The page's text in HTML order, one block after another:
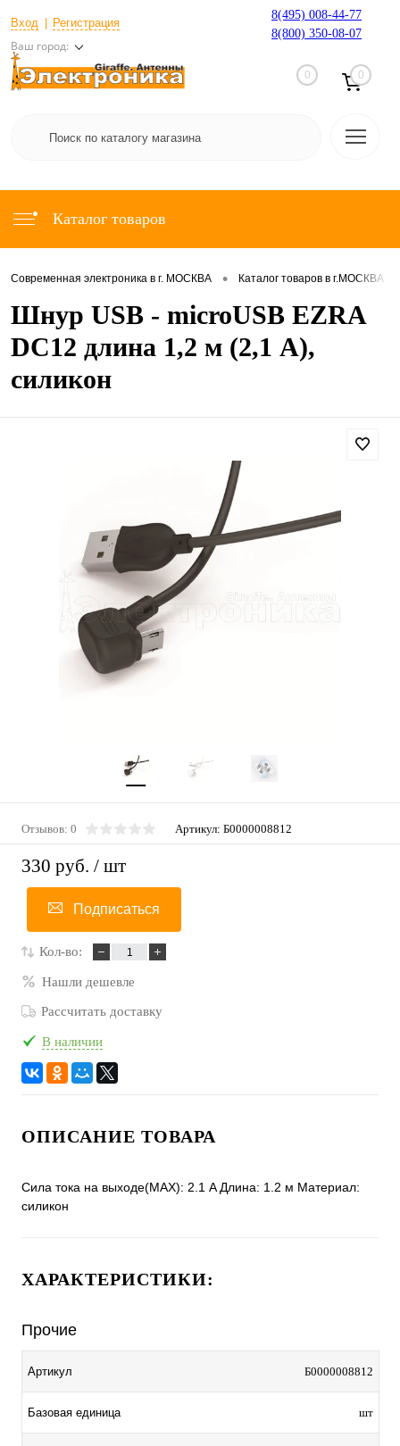
Вход Регистрация
Ваш город:
8(495) 008-44-77
8(800) 350-08-07
0 0
Каталог товаров
Современная электроника в г. МОСКВА • Каталог товаров в г.МОСКВА
Шнур USB - microUSB EZRA
DC12 длина 1,2 м (2,1 А),
силикон
Отзывов: 0 Артикул: Б0000008812
330 руб. / шт
Подписаться
Кол-во:
Нашли дешевле
Рассчитать доставку
В наличии
ОПИСАНИЕ ТОВАРА
Сила тока на выходе(MAX): 2.1 A Длина: 1.2 м Материал:
силикон
ХАРАКТЕРИСТИКИ:
Прочие
Артикул Б0000008812
Базовая единица шт